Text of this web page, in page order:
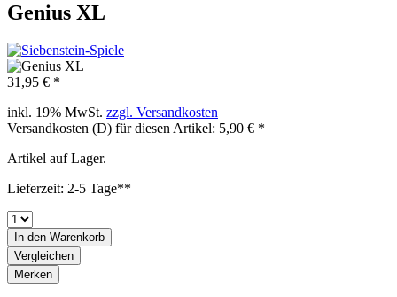
Genius XL
31,95 € *
inkl. 19% MwSt. zzgl. Versandkosten
Versandkosten (D) für diesen Artikel: 5,90 € *
Artikel auf Lager.
Lieferzeit: 2-5 Tage**
In den Warenkorb
Vergleichen
Merken